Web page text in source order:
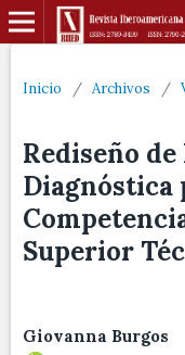
Inicio / Archivos /
Rediseño
Diagnóstica
Superior
Giovanna Burgos